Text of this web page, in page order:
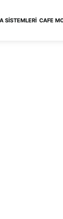
SISTEMLERI CAFE